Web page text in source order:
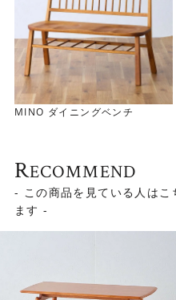
みを持たせることで、空間
MINO ダイニングベンチ
RECOMMEND
- この商品を見ている人は
ます -